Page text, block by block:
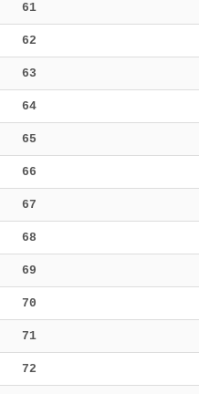
61
62
63
64
65
66
67
68
69
70
71
72